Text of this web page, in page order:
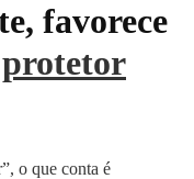
favorece
protetor
o que conta é